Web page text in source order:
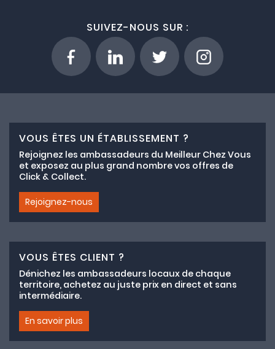
SUIVEZ-NOUS SUR :
VOUS ÊTES UN ÉTABLISSEMENT ?
Rejoignez les ambassadeurs du Meilleur Chez Vous
et exposez au plus grand nombre vos offres de
Click & Collect.
Rejoignez-nous
VOUS ÊTES CLIENT ?
Dénichez les ambassadeurs locaux de chaque
territoire, achetez au juste prix en direct et sans
intermédiaire.
En savoir plus